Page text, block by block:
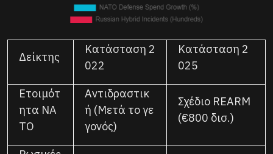
Δείκτης
Κατάσταση 2
022
Κατάσταση 2
025
Ετοιμότ
ητα ΝΑ
ΤΟ
Αντιδραστικ
ή (Μετά το γε
γονός)
Σχέδιο REARM
(€800 δισ.)